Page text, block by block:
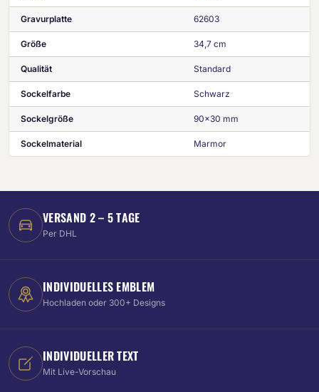
Gravurplatte 62603
Größe 34,7 cm
Qualität Standard
Sockelfarbe Schwarz
Sockelgröße 90x30 mm
Sockelmaterial Marmor
VERSAND 2 – 5 TAGE
Per DHL
INDIVIDUELLES EMBLEM
Hochladen oder 300+ Designs
INDIVIDUELLER TEXT
Mit Live-Vorschau